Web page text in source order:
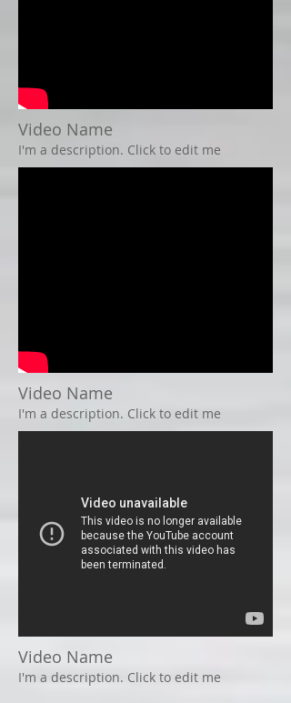
Video Name
I'm a description. Click to edit me
Video Name
I'm a description. Click to edit me
Video Name
I'm a description. Click to edit me